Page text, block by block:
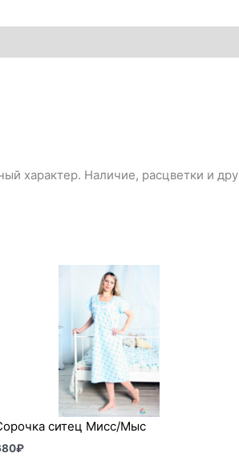
характер. Наличие, расцветки и
ситец Мисс/Мыс
₽